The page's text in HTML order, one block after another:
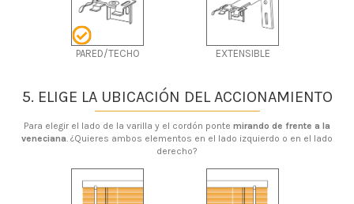
PARED/TECHO EXTENSIBLE
5. ELIGE LA UBICACIÓN DEL ACCIONAMIENTO
Para elegir el lado de la varilla y el cordón ponte mirando de frente a la
veneciana. ¿Quieres ambos elementos en el lado izquierdo o en el lado
derecho?